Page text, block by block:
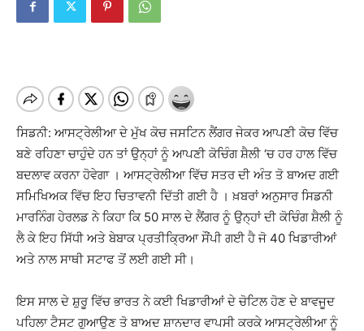
ਸਿਡਨੀ: ਆਸਟ੍ਰੇਲੀਆ ਦੇ ਮੁੱਖ ਕੋਚ ਜਸਟਿਨ ਲੈਂਗਰ ਜੇਕਰ ਆਪਣੀ ਕੋਚ ਵਿੱਚ
ਬਣੇ ਰਹਿਣਾ ਚਾਹੁੰਦੇ ਹਨ ਤਾਂ ਉਨ੍ਹਾਂ ਨੂੰ ਆਪਣੀ ਕੋਚਿੰਗ ਸ਼ੈਲੀ ‘ਚ ਹਰ ਹਾਲ ਵਿੱਚ
ਬਦਲਾਵ ਕਰਨਾ ਹੋਵੇਗਾ । ਆਸਟ੍ਰੇਲੀਆ ਵਿੱਚ ਸਤਰ ਦੀ ਅੰਤ ਤੋ ਬਾਅਦ ਗਈ
ਸਮਿਖਿਅਕ ਵਿੱਚ ਇਹ ਚਿਤਾਵਨੀ ਦਿੱਤੀ ਗਈ ਹੈ । ਖ਼ਬਰਾਂ ਅਨੁਸਾਰ ਸਿਡਨੀ
ਮਾਰਨਿੰਗ ਹੇਰਲਡ ਨੇ ਕਿਹਾ ਕਿ 50 ਸਾਲ ਦੇ ਲੈਂਗਰ ਨੂੰ ਉਨ੍ਹਾਂ ਦੀ ਕੋਚਿੰਗ ਸ਼ੈਲੀ ਨੂੰ
ਲੈ ਕੇ ਇਹ ਸਿੱਧੀ ਅਤੇ ਬੇਬਾਕ ਪ੍ਰਤੀਕ੍ਰਿਆ ਸੌਂਪੀ ਗਈ ਹੈ ਜੋ 40 ਖਿਡਾਰੀਆਂ
ਅਤੇ ਨਾਲ ਸਾਥੀ ਸਟਾਫ ਤੋਂ ਲਈ ਗਈ ਸੀ।
ਇਸ ਸਾਲ ਦੇ ਸ਼ੁਰੂ ਵਿੱਚ ਭਾਰਤ ਨੇ ਕਈ ਖਿਡਾਰੀਆਂ ਦੇ ਚੋਟਿਲ ਹੋਣ ਦੇ ਬਾਵਜੂਦ
ਪਹਿਲਾ ਟੈਸਟ ਗੁਆਉਣ ਤੋ ਬਾਅਦ ਸ਼ਾਨਦਾਰ ਵਾਪਸੀ ਕਰਕੇ ਆਸਟ੍ਰੇਲੀਆ ਨੂੰ